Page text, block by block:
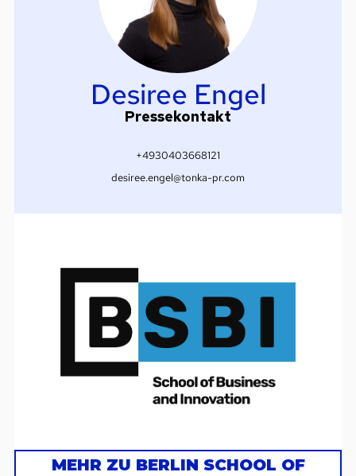
Desiree Engel
Pressekontakt
+4930403668121
desiree.engel@tonka-pr.com
MEHR ZU BERLIN SCHOOL OF